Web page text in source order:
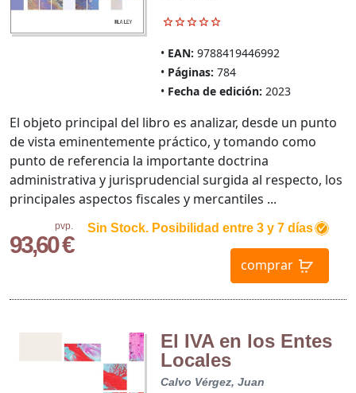
EAN: 9788419446992
Páginas: 784
Fecha de edición: 2023
pvp.
93,60 €
Sin Stock. Posibilidad entre 3 y 7 días
comprar
El objeto principal del libro es analizar, desde un punto
de vista eminentemente práctico, y tomando como
punto de referencia la importante doctrina
administrativa y jurisprudencial surgida al respecto, los
principales aspectos fiscales y mercantiles ...
El IVA en los Entes
Locales
Calvo Vérgez, Juan